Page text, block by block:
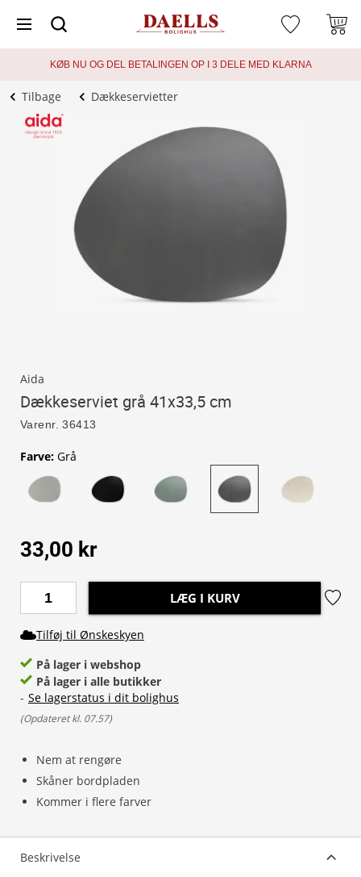
KØB NU OG DEL BETALINGEN OP I 3 DELE MED KLARNA
Tilbage Dækkeservietter
Aida
Dækkeserviet grå 41x33,5 cm
Varenr. 36413
Nem at rengøre
Skåner bordpladen
Kommer i flere farver
Farve: Grå
33,00 kr
LÆG I KURV
Tilføj til Ønskeskyen
På lager i webshop
På lager i alle butikker
- Se lagerstatus i dit bolighus
(Opdateret kl. 07.57)
Beskrivelse